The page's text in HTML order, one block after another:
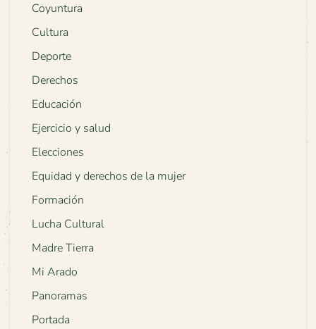
Coyuntura
Cultura
Deporte
Derechos
Educación
Ejercicio y salud
Elecciones
Equidad y derechos de la mujer
Formación
Lucha Cultural
Madre Tierra
Mi Arado
Panoramas
Portada